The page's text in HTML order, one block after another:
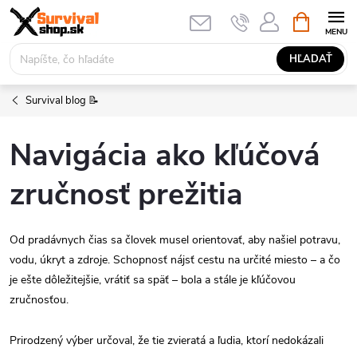
Prejsť
obsah
HĽADAŤ
KOŠÍK
Survival blog 📝
Navigácia ako kľúčová
zručnosť prežitia
Od pradávnych čias sa človek musel orientovať, aby našiel potravu,
vodu, úkryt a zdroje. Schopnosť nájsť cestu na určité miesto – a čo
je ešte dôležitejšie, vrátiť sa späť – bola a stále je kľúčovou
zručnosťou.
Prirodzený výber určoval, že tie zvieratá a ľudia, ktorí nedokázali